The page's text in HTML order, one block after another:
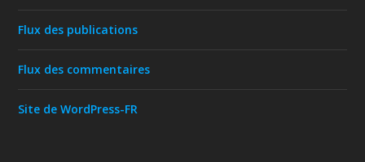
Flux des publications
Flux des commentaires
Site de WordPress-FR